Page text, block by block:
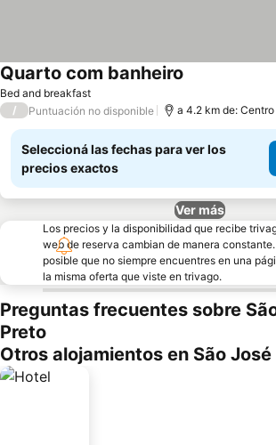
Bed and breakfast
Quarto com banheiro
/ Puntuación no disponible a 4.2 km de:
Seleccioná las fechas para ver los
precios exactos
Ver más
Los precios y la disponibilidad que recibe
web de reserva cambian de manera
posible que no siempre encuentres en una
la misma oferta que viste en trivago.
Preguntas frecuentes sobre
Preto
Otros alojamientos en São José